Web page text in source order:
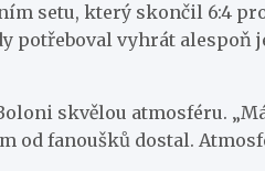
setu, který skončil 6:4
potřeboval vyhrát alespoň
skvělou atmosféru.
od fanoušků dostal.